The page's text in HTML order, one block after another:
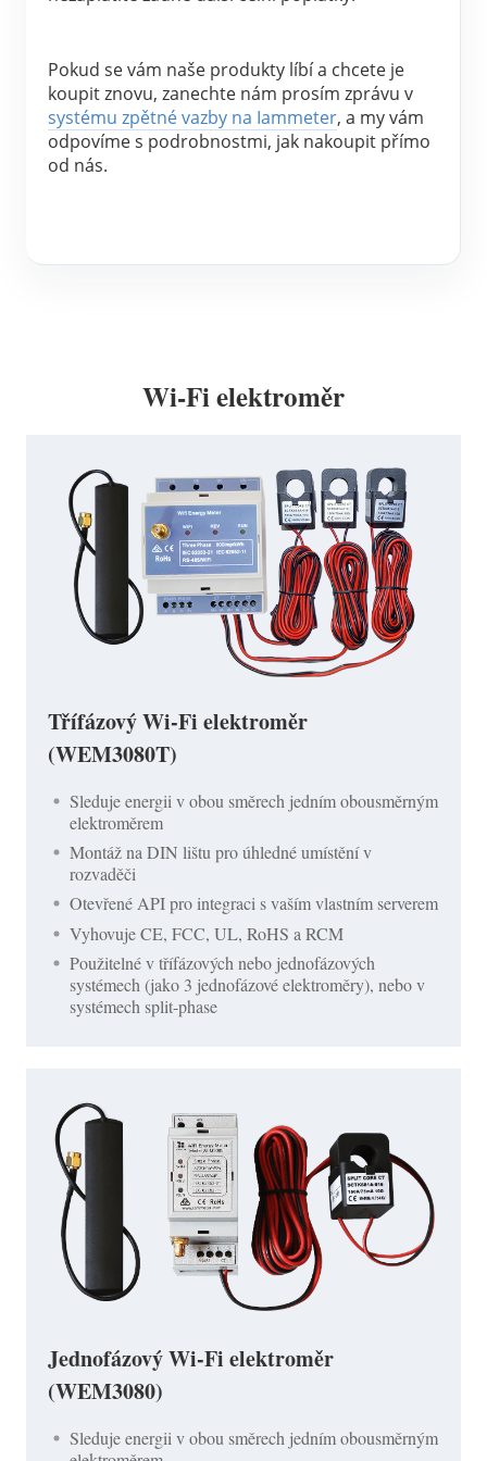
Prozkoumat web
Žebříček FV
Pokud se vám naše produkty líbí a chcete je
systému zpětné vazby na Iammeter, a my vám
odpovíme s podrobnostmi, jak nakoupit přímo
od nás.
Wi-Fi elektroměr
Třífázový Wi-Fi elektroměr
(WEM3080T)
Sleduje energii v obou směrech jedním obousměrným
elektroměrem
Montáž na DIN lištu pro úhledné umístění v
rozvaděči
Otevřené API pro integraci s vaším vlastním serverem
Vyhovuje CE, FCC, UL, RoHS a RCM
Použitelné v třífázových nebo jednofázových
systémech (jako 3 jednofázové elektroměry), nebo v
systémech split-phase
Jednofázový Wi-Fi elektroměr
(WEM3080)
Sleduje energii v obou směrech jedním obousměrným